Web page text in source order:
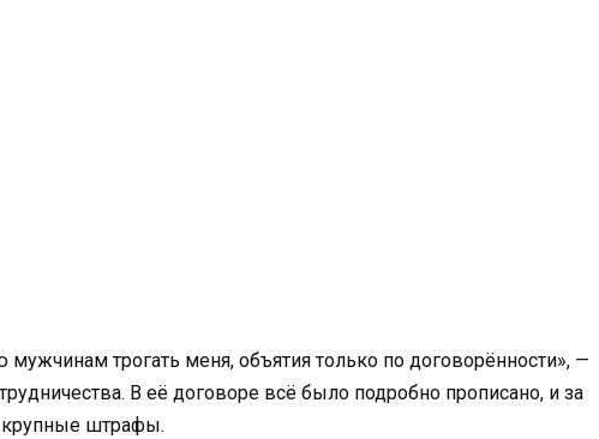
трогать меня, объятия только по договорённости», —
В её договоре всё было подробно прописано, и за
крупные штрафы.